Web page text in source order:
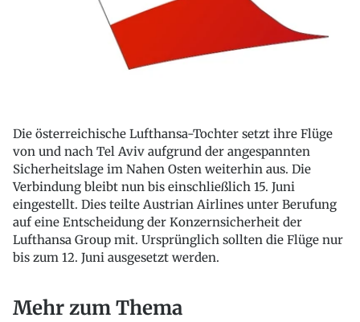
Die österreichische Lufthansa-Tochter setzt ihre Flüge
von und nach Tel Aviv aufgrund der angespannten
Sicherheitslage im Nahen Osten weiterhin aus. Die
Verbindung bleibt nun bis einschließlich 15. Juni
eingestellt. Dies teilte Austrian Airlines unter Berufung
auf eine Entscheidung der Konzernsicherheit der
Lufthansa Group mit. Ursprünglich sollten die Flüge nur
bis zum 12. Juni ausgesetzt werden.
Mehr zum Thema